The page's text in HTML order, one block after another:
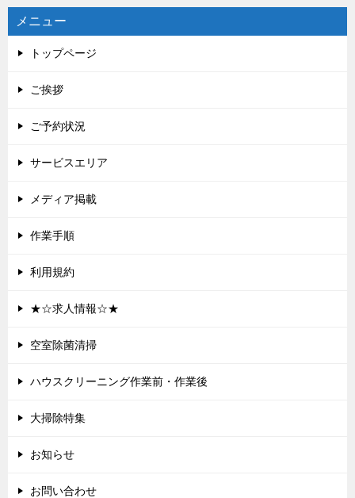
ビ
ゲ
ー
シ
メニュー
トップページ
ご挨拶
ご予約状況
サービスエリア
メディア掲載
作業手順
利用規約
★☆求人情報☆★
空室除菌清掃
ハウスクリーニング作業前・作業後
大掃除特集
お知らせ
お問い合わせ